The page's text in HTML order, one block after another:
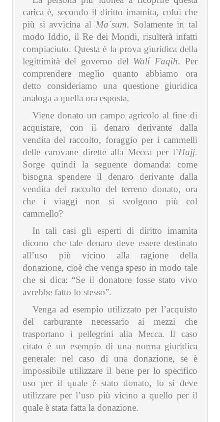
carica è, secondo il diritto imamita, colui che
più si avvicina al Ma´sum. Solamente in tal
modo Iddio, il Re dei Mondi, risulterà infatti
compiaciuto. Questa è la prova giuridica della
legittimità del governo del Walí Faqih. Per
comprendere meglio quanto abbiamo ora
detto consideriamo una questione giuridica
analoga a quella ora esposta.
Viene donato un campo agricolo al fine di
acquistare, con il denaro derivante dalla
vendita del raccolto, foraggio per i cammelli
delle carovane dirette alla Mecca per l’Hajj.
Sorge quindi la seguente domanda: come
bisogna spendere il denaro derivante dalla
vendita del raccolto del terreno donato, ora
che i viaggi non si svolgono più col
cammello?
In tali casi gli esperti di diritto imamita
dicono che tale denaro deve essere destinato
all’uso più vicino alla ragione della
donazione, cioè che venga speso in modo tale
che si dica: “Se il donatore fosse stato vivo
avrebbe fatto lo stesso”.
Venga ad esempio utilizzato per l’acquisto
del carburante necessario ai mezzi che
trasportano i pellegrini alla Mecca. Il caso
citato è un esempio di una norma giuridica
generale: nel caso di una donazione, se è
impossibile utilizzare il bene per lo specifico
uso per il quale è stato donato, lo si deve
utilizzare per l’uso più vicino a quello per il
quale è stata fatta la donazione.